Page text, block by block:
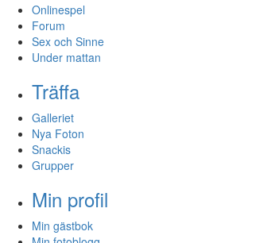
Onlinespel
Forum
Sex och Sinne
Under mattan
Träffa
Galleriet
Nya Foton
Snackis
Grupper
Min profil
Min gästbok